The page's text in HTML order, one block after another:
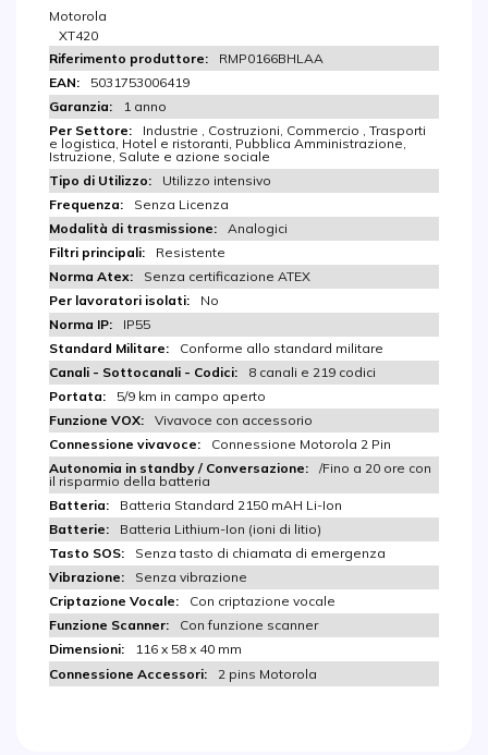
Motorola
XT420
RMP0166BHLAA
5031753006419
1 anno
Industrie , Costruzioni, Commercio , Trasporti
e logistica, Hotel e ristoranti, Pubblica Amministrazione,
Istruzione, Salute e azione sociale
Utilizzo intensivo
Senza Licenza
Analogici
Resistente
Senza certificazione ATEX
No
IP55
Conforme allo standard militare
8 canali e 219 codici
5/9 km in campo aperto
Vivavoce con accessorio
Connessione Motorola 2 Pin
/Fino a 20 ore con
il risparmio della batteria
Batteria Standard 2150 mAH Li-Ion
Batteria Lithium-Ion (ioni di litio)
Senza tasto di chiamata di emergenza
Senza vibrazione
Con criptazione vocale
Con funzione scanner
116 x 58 x 40 mm
2 pins Motorola